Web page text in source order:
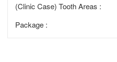
(Clinic Case) Tooth Areas :
Package :